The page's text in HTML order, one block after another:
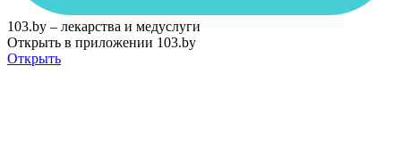
103.by – лекарства и медуслуги
Открыть в приложении 103.by
Открыть